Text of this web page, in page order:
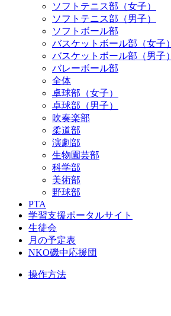
ソフトテニス部（女子）
ソフトテニス部（男子）
ソフトボール部
バスケットボール部（女子）
バスケットボール部（男子）
バレーボール部
全体
卓球部（女子）
卓球部（男子）
吹奏楽部
柔道部
演劇部
生物園芸部
科学部
美術部
野球部
PTA
学習支援ポータルサイト
生徒会
月の予定表
NKO磯中応援団
操作方法